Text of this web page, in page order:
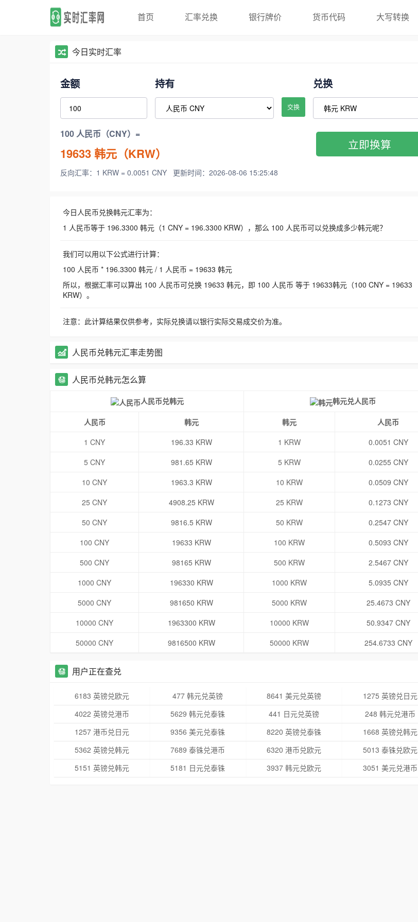
首页 汇率兑换 银行牌价 货币代码 大写转换
今日实时汇率
金额 持有
交换
兑换
100 人民币（CNY）=
19633韩元（KRW）
反向汇率：1 KRW = 0.0051 CNY 更新时间：2026-08-06 15:25:48
立即换算
今日人民币兑换韩元汇率为：
1 人民币等于 196.3300 韩元（1 CNY = 196.3300 KRW），那么 100 人民币可以兑换成多少韩元呢？
我们可以用以下公式进行计算：
100 人民币 * 196.3300 韩元 / 1 人民币 = 19633 韩元
所以，根据汇率可以算出 100 人民币可兑换 19633 韩元，即 100 人民币 等于 19633韩元（100 CNY = 19633
KRW）。
注意：此计算结果仅供参考，实际兑换请以银行实际交易成交价为准。
人民币兑韩元汇率走势图
人民币兑韩元怎么算
人民币兑韩元 韩元兑人民币
人民币 韩元 韩元
人民币
1 CNY
196.33 KRW 1 KRW
0.0051 CNY
5 CNY
981.65 KRW 5 KRW
0.0255 CNY
10 CNY
1963.3 KRW 10 KRW
0.0509 CNY
25 CNY
4908.25 KRW 25 KRW
0.1273 CNY
50 CNY
9816.5 KRW 50 KRW
0.2547 CNY
100 CNY
19633 KRW 100 KRW
0.5093 CNY
500 CNY
98165 KRW 500 KRW
2.5467 CNY
1000 CNY
196330 KRW 1000 KRW
5.0935 CNY
5000 CNY
981650 KRW 5000 KRW
25.4673 CNY
10000 CNY
1963300 KRW 10000 KRW
50.9347 CNY
50000 CNY
9816500 KRW 50000 KRW 254.6733 CNY
用户正在查兑
6183 英镑兑欧元 477 韩元兑英镑 8641 美元兑英镑
1275 英镑兑日元
4022 英镑兑港币
5629 韩元兑泰铢 441 日元兑英镑
248 韩元兑港币
1257 港币兑日元
9356 美元兑泰铢 8220 英镑兑泰铢
1668 英镑兑韩元
5362 英镑兑韩元
7689 泰铢兑港币 6320 港币兑欧元
5013 泰铢兑欧元
5151 英镑兑韩元
5181 日元兑泰铢 3937 韩元兑欧元 3051 美元兑港币